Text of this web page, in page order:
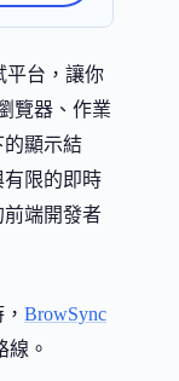
平台，讓你
覽器、作業
的顯示結
限的即時
端開發者
BrowSync
線。